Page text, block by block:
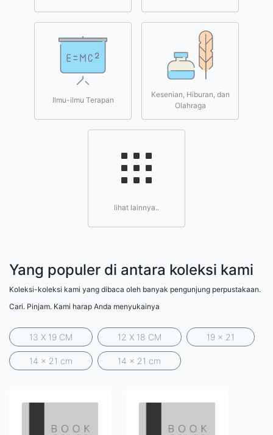
Ilmu-ilmu Terapan
Kesenian, Hiburan, dan
Olahraga
lihat lainnya..
Yang populer di antara koleksi kami
Koleksi-koleksi kami yang dibaca oleh banyak pengunjung perpustakaan.
Cari. Pinjam. Kami harap Anda menyukainya
13 X 19 CM 12 X 18 CM 19 x 21
14 x 21 cm 14 x 21 cm